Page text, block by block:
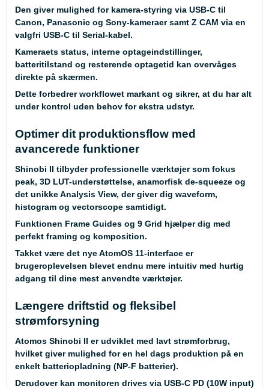
Den giver mulighed for kamera-styring via USB-C til
Canon, Panasonic og Sony-kameraer samt Z CAM via en
valgfri USB-C til Serial-kabel.
Kameraets status, interne optageindstillinger,
batteritilstand og resterende optagetid kan overvåges
direkte på skærmen.
Dette forbedrer workflowet markant og sikrer, at du har alt
under kontrol uden behov for ekstra udstyr.
Optimer dit produktionsflow med
avancerede funktioner
Shinobi II tilbyder professionelle værktøjer som fokus
peak, 3D LUT-understøttelse, anamorfisk de-squeeze og
det unikke Analysis View, der giver dig waveform,
histogram og vectorscope samtidigt.
Funktionen Frame Guides og 9 Grid hjælper dig med
perfekt framing og komposition.
Takket være det nye AtomOS 11-interface er
brugeroplevelsen blevet endnu mere intuitiv med hurtig
adgang til dine mest anvendte værktøjer.
Længere driftstid og fleksibel
strømforsyning
Atomos Shinobi II er udviklet med lavt strømforbrug,
hvilket giver mulighed for en hel dags produktion på en
enkelt batteriopladning (NP-F batterier).
Derudover kan monitoren drives via USB-C PD (10W input)